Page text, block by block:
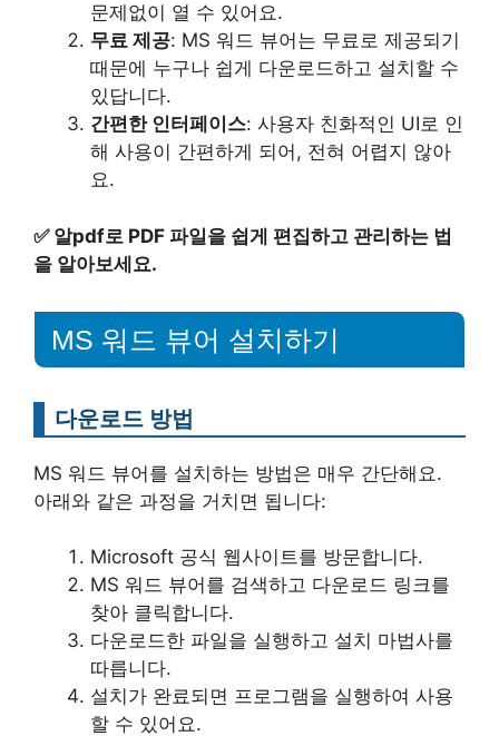
문제없이 열 수 있어요.
무료 제공: MS 워드 뷰어는 무료로 제공되기
때문에 누구나 쉽게 다운로드하고 설치할 수
있답니다.
간편한 인터페이스: 사용자 친화적인 UI로 인
해 사용이 간편하게 되어, 전혀 어렵지 않아
요.
✅ 알pdf로 PDF 파일을 쉽게 편집하고 관리하는 법
을 알아보세요.
MS 워드 뷰어 설치하기
다운로드 방법
MS 워드 뷰어를 설치하는 방법은 매우 간단해요.
아래와 같은 과정을 거치면 됩니다:
Microsoft 공식 웹사이트를 방문합니다.
MS 워드 뷰어를 검색하고 다운로드 링크를
찾아 클릭합니다.
다운로드한 파일을 실행하고 설치 마법사를
따릅니다.
설치가 완료되면 프로그램을 실행하여 사용
할 수 있어요.